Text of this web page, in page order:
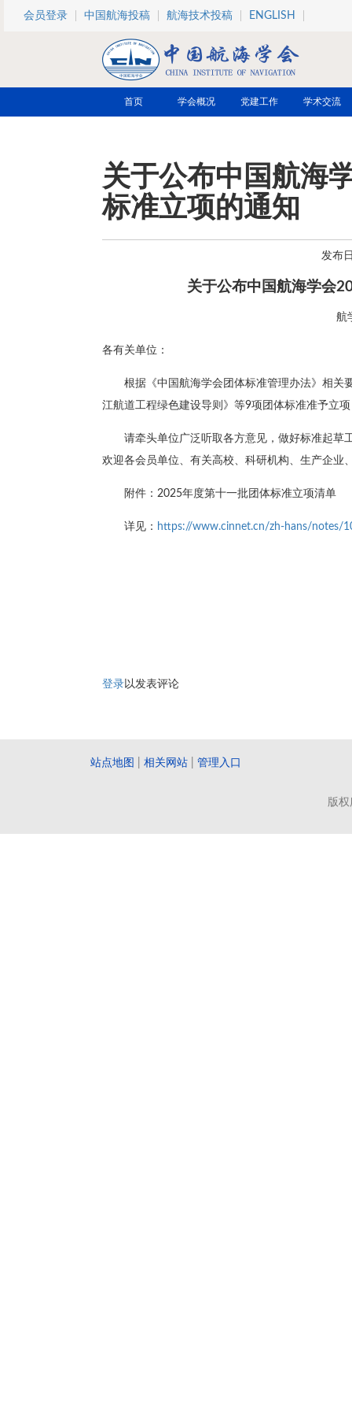
跳转到主要内容
会员登录 中国航海投稿 航海技术投稿 ENGLISH
首页 学会概况 党建工作 学术交流
关于公布中国航海
标准立项的通知
发布
关于公布中国航海学会
航
各有关单位：
根据《中国航海学会团体标准管理办法》相关
江航道工程绿色建设导则》等9项团体标准准予立
请牵头单位广泛听取各方意见，做好标准起草
欢迎各会员单位、有关高校、科研机构、生产企业
附件：2025年度第十一批团体标准立项清单
详见： https://www.cinnet.cn/zh-hans/notes/
登录以发表评论
站点地图 相关网站 管理入口
版